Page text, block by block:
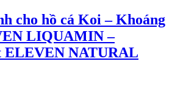
cho hồ cá Koi – Khoáng
LIQUAMIN –
ELEVEN NATURAL